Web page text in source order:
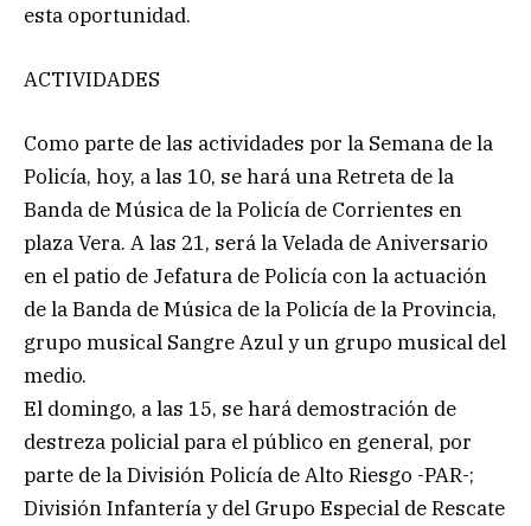
esta oportunidad.
ACTIVIDADES
Como parte de las actividades por la Semana de la
Policía, hoy, a las 10, se hará una Retreta de la
Banda de Música de la Policía de Corrientes en
plaza Vera. A las 21, será la Velada de Aniversario
en el patio de Jefatura de Policía con la actuación
de la Banda de Música de la Policía de la Provincia,
grupo musical Sangre Azul y un grupo musical del
medio.
El domingo, a las 15, se hará demostración de
destreza policial para el público en general, por
parte de la División Policía de Alto Riesgo -PAR-;
División Infantería y del Grupo Especial de Rescate